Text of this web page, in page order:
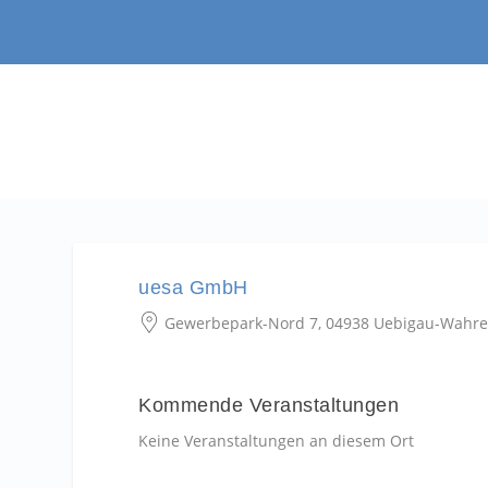
uesa GmbH
Gewerbepark-Nord 7, 04938 Uebigau-
Kommende Veranstaltungen
Keine Veranstaltungen an diesem Ort